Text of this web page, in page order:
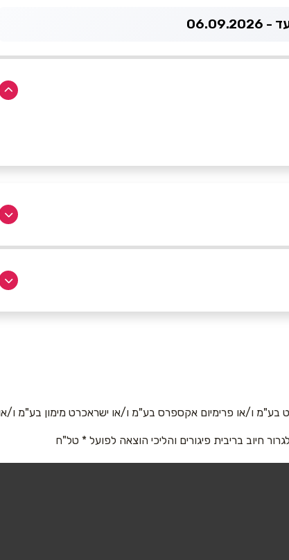
ו/או פרימיום אקספרס בע"מ ו/או ישראכרט מימון בע"מ ו/
חיוב בריבית פיגורים והליכי הוצאה לפועל * טל"ח